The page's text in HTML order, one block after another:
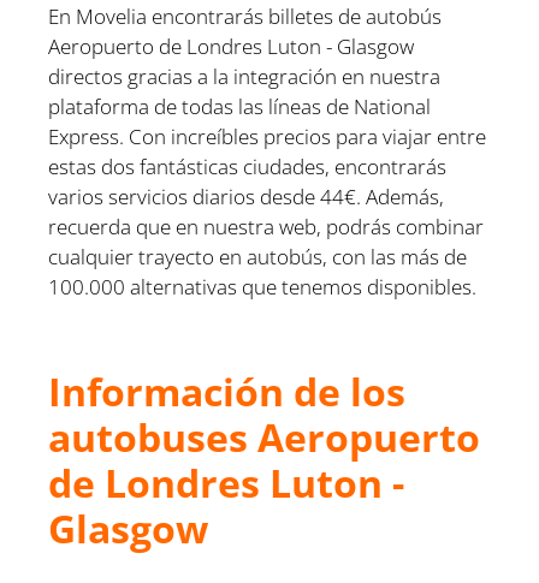
En Movelia encontrarás billetes de autobús
Aeropuerto de Londres Luton - Glasgow
directos gracias a la integración en nuestra
plataforma de todas las líneas de National
Express. Con increíbles precios para viajar entre
estas dos fantásticas ciudades, encontrarás
varios servicios diarios desde 44€. Además,
recuerda que en nuestra web, podrás combinar
cualquier trayecto en autobús, con las más de
100.000 alternativas que tenemos disponibles.
Información de los
autobuses Aeropuerto
de Londres Luton -
Glasgow